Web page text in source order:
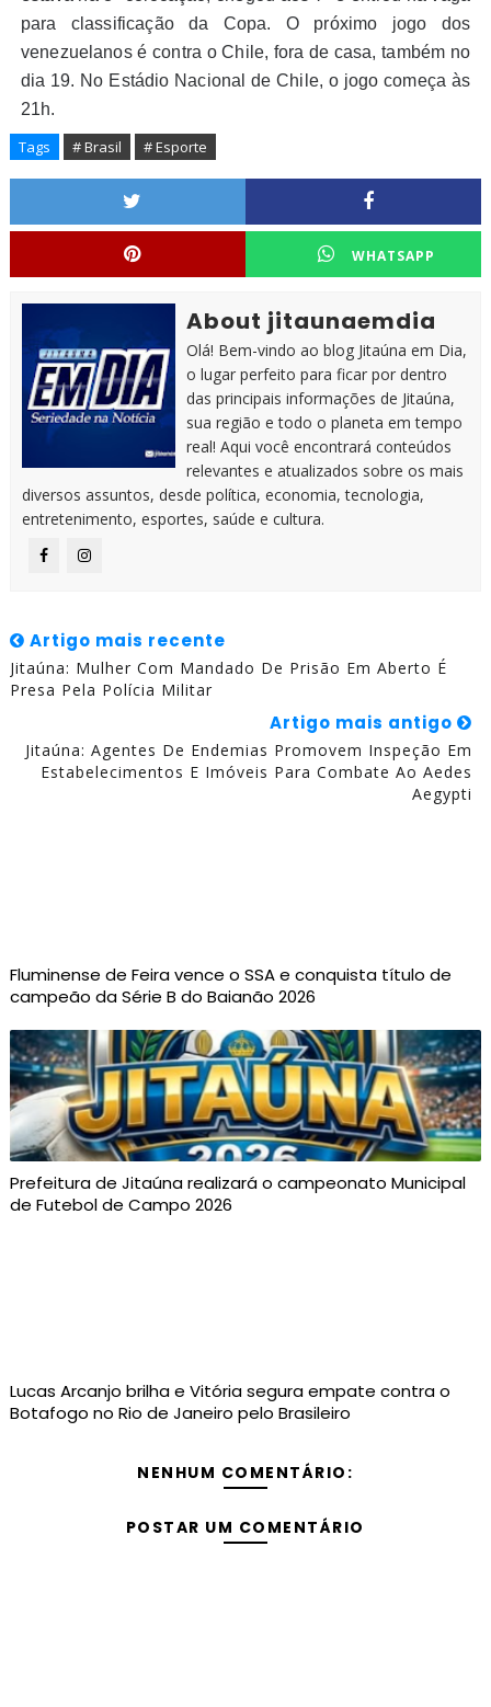
para classificação da Copa. O próximo jogo dos
venezuelanos é contra o Chile, fora de casa, também no
dia 19. No Estádio Nacional de Chile, o jogo começa às
21h.
Tags # Brasil # Esporte
WHATSAPP
About jitaunaemdia
Olá! Bem-vindo ao blog Jitaúna em Dia,
o lugar perfeito para ficar por dentro
das principais informações de Jitaúna,
sua região e todo o planeta em tempo
real! Aqui você encontrará conteúdos
relevantes e atualizados sobre os mais
diversos assuntos, desde política, economia, tecnologia,
entretenimento, esportes, saúde e cultura.
Artigo mais recente
Jitaúna: Mulher Com Mandado De Prisão Em Aberto É
Presa Pela Polícia Militar
Artigo mais antigo
Jitaúna: Agentes De Endemias Promovem Inspeção Em
Estabelecimentos E Imóveis Para Combate Ao Aedes
Aegypti
Fluminense de Feira vence o SSA e conquista título de
campeão da Série B do Baianão 2026
Prefeitura de Jitaúna realizará o campeonato Municipal
de Futebol de Campo 2026
Lucas Arcanjo brilha e Vitória segura empate contra o
Botafogo no Rio de Janeiro pelo Brasileiro
NENHUM COMENTÁRIO:
POSTAR UM COMENTÁRIO